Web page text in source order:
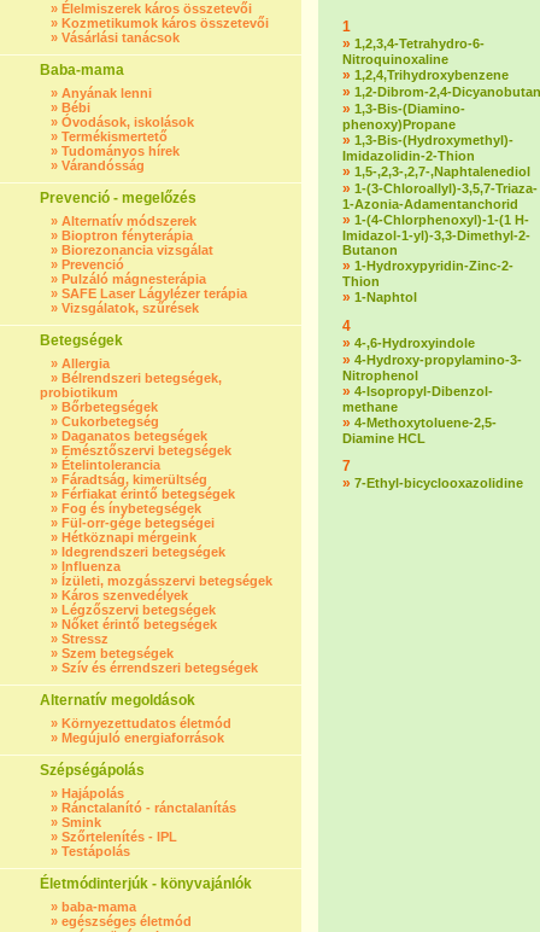
» Élelmiszerek káros összetevői
» Kozmetikumok káros összetevői
» Vásárlási tanácsok
Baba-mama
» Anyának lenni
» Bébi
» Óvodások, iskolások
» Termékismertető
» Tudományos hírek
» Várandósság
Prevenció - megelőzés
» Alternatív módszerek
» Bioptron fényterápia
» Biorezonancia vizsgálat
» Prevenció
» Pulzáló mágnesterápia
» SAFE Laser Lágylézer terápia
» Vizsgálatok, szűrések
Betegségek
» Allergia
» Bélrendszeri betegségek,
probiotikum
» Bőrbetegségek
» Cukorbetegség
» Daganatos betegségek
» Emésztőszervi betegségek
» Ételintolerancia
» Fáradtság, kimerültség
» Férfiakat érintő betegségek
» Fog és ínybetegségek
» Fül-orr-gége betegségei
» Hétköznapi mérgeink
» Idegrendszeri betegségek
» Influenza
» Ízületi, mozgásszervi betegségek
» Káros szenvedélyek
» Légzőszervi betegségek
» Nőket érintő betegségek
» Stressz
» Szem betegségek
» Szív és érrendszeri betegségek
Alternatív megoldások
» Környezettudatos életmód
» Megújuló energiaforrások
Szépségápolás
» Hajápolás
» Ránctalanító - ránctalanítás
» Smink
» Szőrtelenítés - IPL
» Testápolás
Életmódinterjúk - könyvajánlók
» baba-mama
» egészséges életmód
1
» 1,2,3,4-Tetrahydro-6-
Nitroquinoxaline
» 1,2,4,Trihydroxybenzene
» 1,2-Dibrom-2,4-Dicyanobutan
» 1,3-Bis-(Diamino-
phenoxy)Propane
» 1,3-Bis-(Hydroxymethyl)-
Imidazolidin-2-Thion
» 1,5-,2,3-,2,7-,Naphtalenediol
» 1-(3-Chloroallyl)-3,5,7-Triaza-
1-Azonia-Adamentanchorid
» 1-(4-Chlorphenoxyl)-1-(1 H-
Imidazol-1-yl)-3,3-Dimethyl-2-
Butanon
» 1-Hydroxypyridin-Zinc-2-
Thion
» 1-Naphtol
4
» 4-,6-Hydroxyindole
» 4-Hydroxy-propylamino-3-
Nitrophenol
» 4-Isopropyl-Dibenzol-
methane
» 4-Methoxytoluene-2,5-
Diamine HCL
7
» 7-Ethyl-bicyclooxazolidine